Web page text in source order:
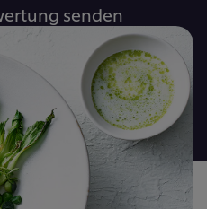
Keine
Bewertungen
dieses
recipe
abgegeben
senden